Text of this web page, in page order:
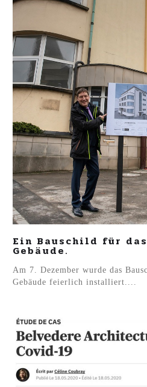
Ein Bauschild für
Gebäude.
Am 7. Dezember wurde das
Gebäude feierlich installiert....